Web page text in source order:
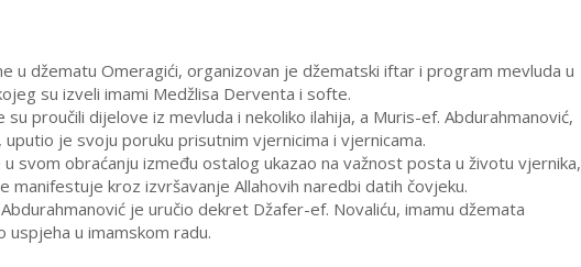
u džematu Omeragići, organizovan je džematski iftar i program mevluda u
su izveli imami Medžlisa Derventa i softe.
proučili dijelove iz mevluda i nekoliko ilahija, a Muris-ef. Abdurahmanović,
je svoju poruku prisutnim vjernicima i vjernicama.
u svom obraćanju između ostalog ukazao na važnost posta u životu vjernika,
kroz izvršavanje Allahovih naredbi datih čovjeku.
je uručio dekret Džafer-ef. Novaliću, imamu džemata
uspjeha u imamskom radu.